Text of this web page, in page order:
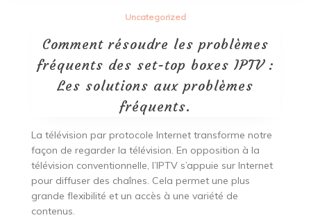
Uncategorized
Comment résoudre les problèmes
fréquents des set-top boxes IPTV :
Les solutions aux problèmes
fréquents.
La télévision par protocole Internet transforme notre
façon de regarder la télévision. En opposition à la
télévision conventionnelle, l’IPTV s’appuie sur Internet
pour diffuser des chaînes. Cela permet une plus
grande flexibilité et un accès à une variété de
contenus.